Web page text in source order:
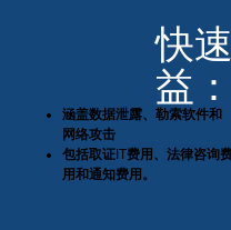
快
益：
涵盖数据泄露、勒索软件和
网络攻击
包括取证IT费用、法律咨询
用和通知费用。